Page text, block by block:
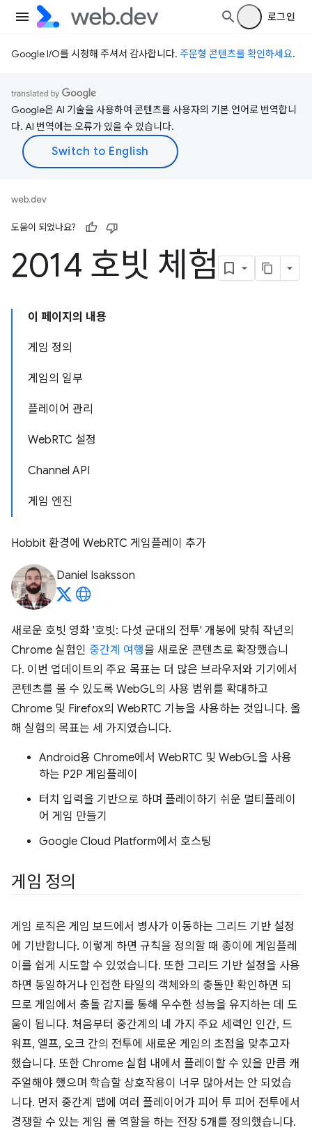
로그인
Google I/O를 시청해 주셔서 감사합니다. 주문형 콘텐츠를 확인하세요.
Google은 AI 기술을 사용하여 콘텐츠를 사용자의 기본 언어로 번역합니
다. AI 번역에는 오류가 있을 수 있습니다.
web.dev
도움이 되었나요?
2014 호빗 체험
이 페이지의 내용
게임 정의
게임의 일부
플레이어 관리
WebRTC 설정
Channel API
게임 엔진
Hobbit 환경에 WebRTC 게임플레이 추가
Daniel Isaksson
새로운 호빗 영화 '호빗: 다섯 군대의 전투' 개봉에 맞춰 작년의
Chrome 실험인 중간계 여행을 새로운 콘텐츠로 확장했습니
다. 이번 업데이트의 주요 목표는 더 많은 브라우저와 기기에서
콘텐츠를 볼 수 있도록 WebGL의 사용 범위를 확대하고
Chrome 및 Firefox의 WebRTC 기능을 사용하는 것입니다. 올
해 실험의 목표는 세 가지였습니다.
Android용 Chrome에서 WebRTC 및 WebGL을 사용
하는 P2P 게임플레이
터치 입력을 기반으로 하며 플레이하기 쉬운 멀티플레이
어 게임 만들기
Google Cloud Platform에서 호스팅
게임 정의
게임 로직은 게임 보드에서 병사가 이동하는 그리드 기반 설정
에 기반합니다. 이렇게 하면 규칙을 정의할 때 종이에 게임플레
이를 쉽게 시도할 수 있었습니다. 또한 그리드 기반 설정을 사용
하면 동일하거나 인접한 타일의 객체와의 충돌만 확인하면 되
므로 게임에서 충돌 감지를 통해 우수한 성능을 유지하는 데 도
움이 됩니다. 처음부터 중간계의 네 가지 주요 세력인 인간, 드
워프, 엘프, 오크 간의 전투에 새로운 게임의 초점을 맞추고자
했습니다. 또한 Chrome 실험 내에서 플레이할 수 있을 만큼 캐
주얼해야 했으며 학습할 상호작용이 너무 많아서는 안 되었습
니다. 먼저 중간계 맵에 여러 플레이어가 피어 투 피어 전투에서
경쟁할 수 있는 게임 룸 역할을 하는 전장 5개를 정의했습니다.